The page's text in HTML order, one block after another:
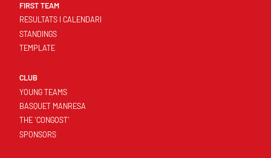
FIRST TEAM
RESULTATS I CALENDARI
STANDINGS
TEMPLATE
CLUB
YOUNG TEAMS
BASQUET MANRESA
THE 'CONGOST'
SPONSORS